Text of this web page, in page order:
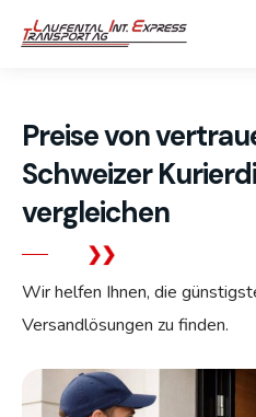
Preise von
Schweizer
vergleichen
Wir helfen Ihnen, die
Versandlösungen zu finden.